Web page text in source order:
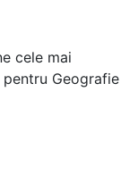
cele mai
Geografie